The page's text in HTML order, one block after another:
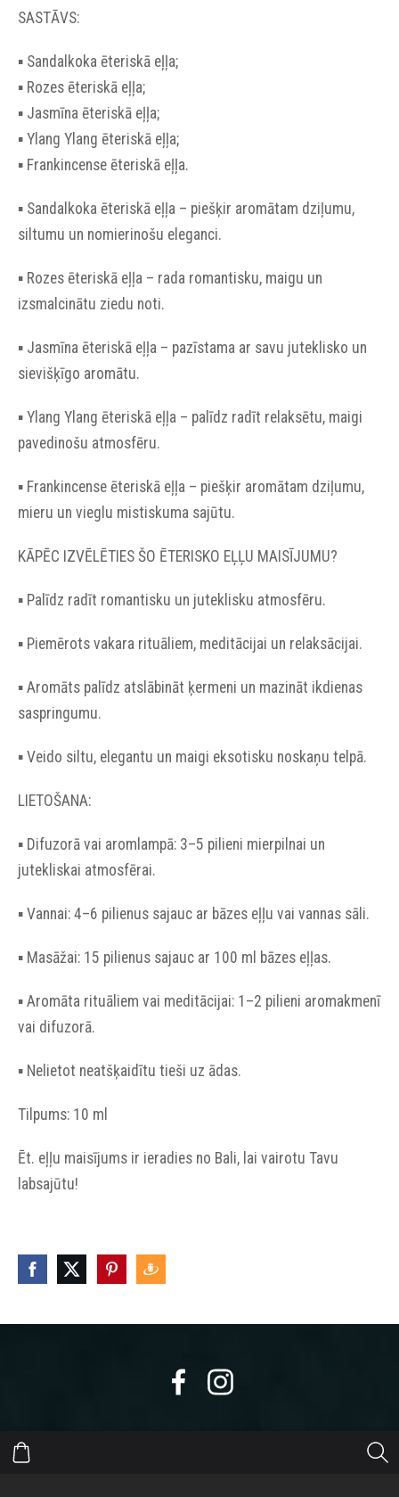
SASTĀVS:
▪︎ Sandalkoka ēteriskā eļļa;
▪︎ Rozes ēteriskā eļļa;
▪︎ Jasmīna ēteriskā eļļa;
▪︎ Ylang Ylang ēteriskā eļļa;
▪︎ Frankincense ēteriskā eļļa.
▪︎ Sandalkoka ēteriskā eļļa – piešķir aromātam dziļumu,
siltumu un nomierinošu eleganci.
▪︎ Rozes ēteriskā eļļa – rada romantisku, maigu un
izsmalcinātu ziedu noti.
▪︎ Jasmīna ēteriskā eļļa – pazīstama ar savu juteklisko un
sievišķīgo aromātu.
▪︎ Ylang Ylang ēteriskā eļļa – palīdz radīt relaksētu, maigi
pavedinošu atmosfēru.
▪︎ Frankincense ēteriskā eļļa – piešķir aromātam dziļumu,
mieru un vieglu mistiskuma sajūtu.
KĀPĒC IZVĒLĒTIES ŠO ĒTERISKO EĻĻU MAISĪJUMU?
▪︎ Palīdz radīt romantisku un juteklisku atmosfēru.
▪︎ Piemērots vakara rituāliem, meditācijai un relaksācijai.
▪︎ Aromāts palīdz atslābināt ķermeni un mazināt ikdienas
saspringumu.
▪︎ Veido siltu, elegantu un maigi eksotisku noskaņu telpā.
LIETOŠANA:
▪︎ Difuzorā vai aromlampā: 3–5 pilieni mierpilnai un
jutekliskai atmosfērai.
▪︎ Vannai: 4–6 pilienus sajauc ar bāzes eļļu vai vannas sāli.
▪︎ Masāžai: 15 pilienus sajauc ar 100 ml bāzes eļļas.
▪︎ Aromāta rituāliem vai meditācijai: 1–2 pilieni aromakmenī
vai difuzorā.
▪︎ Nelietot neatšķaidītu tieši uz ādas.
Tilpums: 10 ml
Ēt. eļļu maisījums ir ieradies no Bali, lai vairotu Tavu
labsajūtu!
https://eepurl.com/dyikxr